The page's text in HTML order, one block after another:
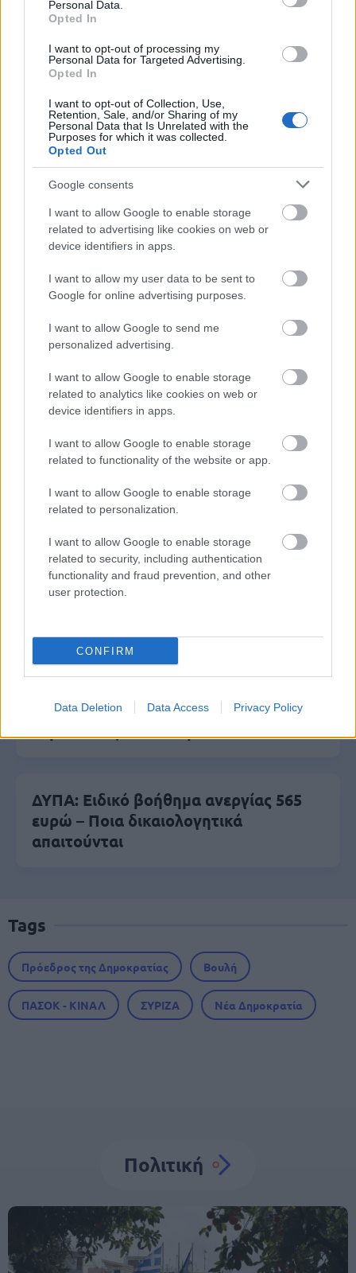
Personal Data.
Opted In
I want to opt-out of processing my
Personal Data for Targeted Advertising.
Opted In
I want to opt-out of Collection, Use,
Retention, Sale, and/or Sharing of my
Personal Data that Is Unrelated with the
Purposes for which it was collected.
Opted Out
Google consents
I want to allow Google to enable storage
related to advertising like cookies on web or
device identifiers in apps.
I want to allow my user data to be sent to
Google for online advertising purposes.
I want to allow Google to send me
personalized advertising.
I want to allow Google to enable storage
related to analytics like cookies on web or
device identifiers in apps.
I want to allow Google to enable storage
related to functionality of the website or app.
I want to allow Google to enable storage
related to personalization.
I want to allow Google to enable storage
related to security, including authentication
functionality and fraud prevention, and other
user protection.
CONFIRM
Data Deletion Data Access Privacy Policy
ΑΣΕΠ: Πιστοποίηση Αγγλικών σε
μόνο 2 ημέρες στα χέρια σας
ΑΣΕΠ: Εξ αποστάσεως η πιο Εύκολη
Πιστοποίηση Υπολογιστών σε 2
μέρες
Μάθε πρώτος όλες τις σημαντικές
ειδήσεις.
Βάλε το proson.gr στα αποτελέσματα
αναζήτησης της Google
Δημοφιλείς Ειδήσεις
Αυτό το επίδομα δίνει 300 ευρώ - Δεν
Τουρισμός για Όλους 2026: Voucher
σειρά σήμερα
ΟΠΕΚΑ: Μηνιαίο επίδομα έως 210
ΔΥΠΑ: Ειδικό βοήθημα ανεργίας 565
ευρώ – Ποια δικαιολογητικά
απαιτούνται
Tags
Πρόεδρος της Δημοκρατίας Βουλή
ΠΑΣΟΚ - ΚΙΝΑΛ ΣΥΡΙΖΑ Νέα Δημοκρατία
Πολιτική